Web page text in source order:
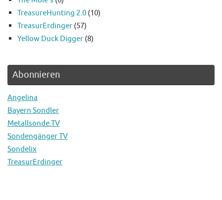
TreasureHunting 2.0 (10)
TreasurErdinger (57)
Yellow Duck Digger (8)
Abonnieren
Angelina
Bayern Sondler
Metallsonde.TV
Sondengänger TV
Sondelix
TreasurErdinger